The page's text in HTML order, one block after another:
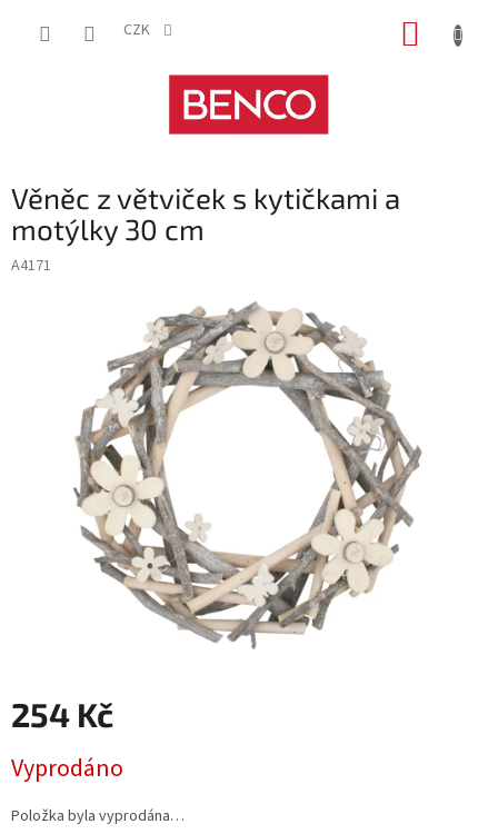
CZK
Věněc z větviček s kytičkami a
motýlky 30 cm
A4171
254 Kč
cena:
Vyprodáno
Položka byla vyprodána…